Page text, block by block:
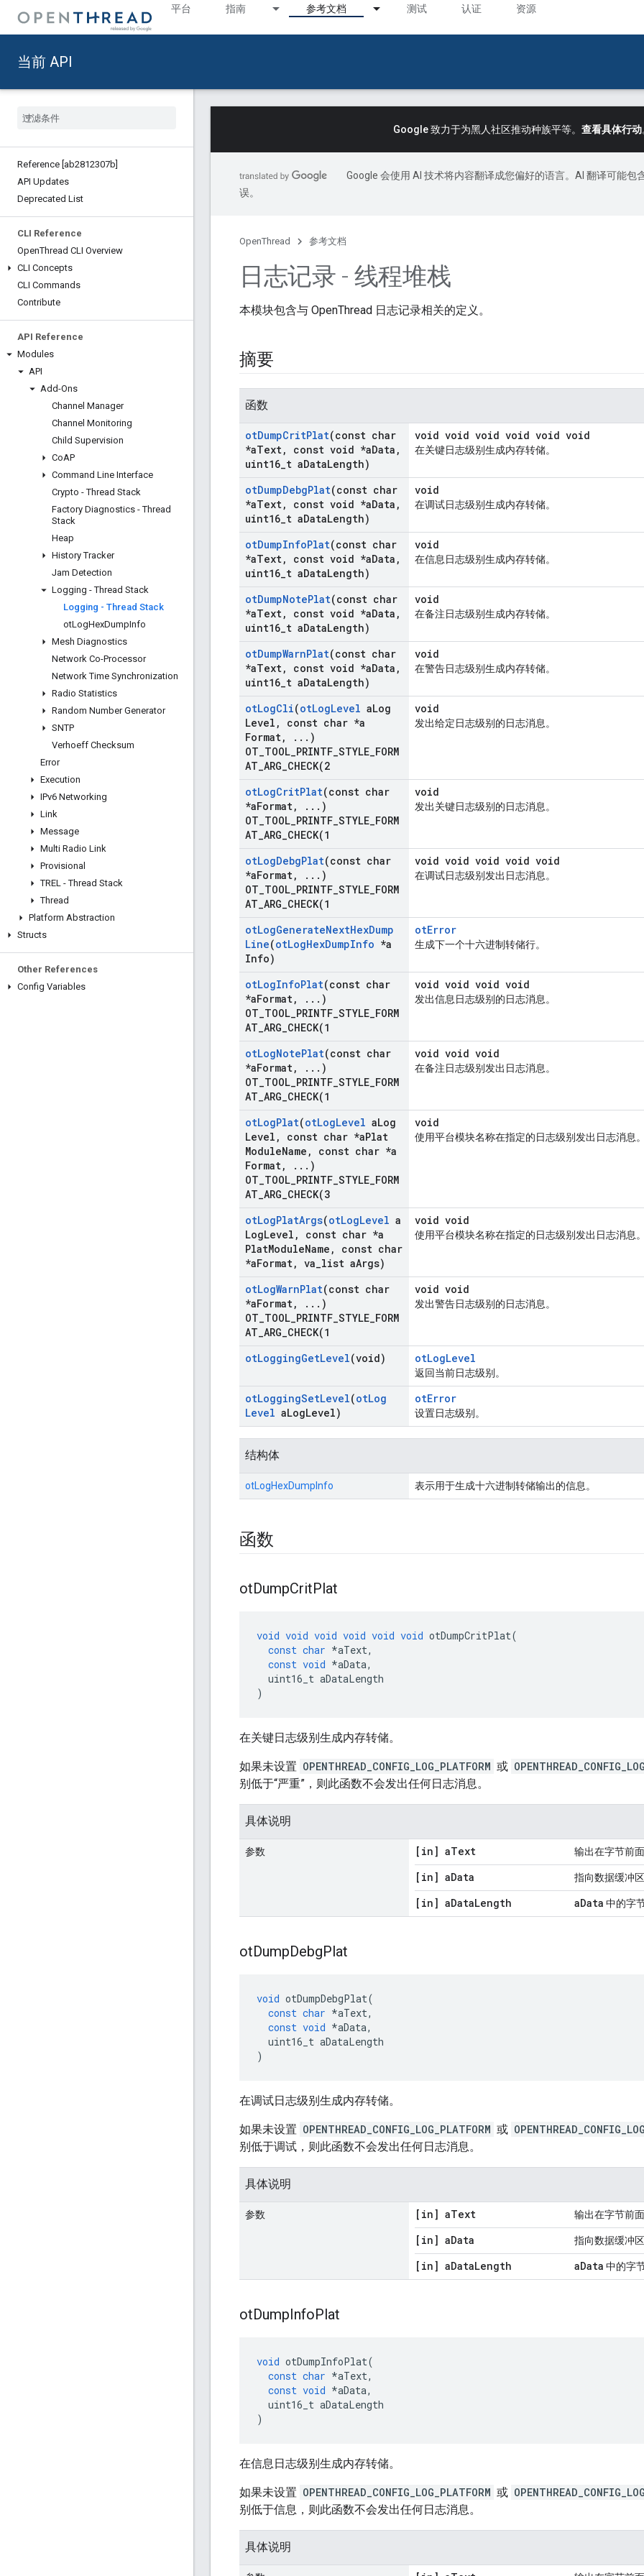
平台 指南 参考文档 测试 认证 资源
当前 API
Reference [ab2812307b]
API Updates
Deprecated List
CLI Reference
OpenThread CLI Overview
CLI Concepts
CLI Commands
Contribute
API Reference
Modules
API
Add-Ons
Channel Manager
Channel Monitoring
Child Supervision
CoAP
Command Line Interface
Crypto - Thread Stack
Factory Diagnostics - Thread
Stack
Heap
History Tracker
Jam Detection
Logging - Thread Stack
Logging - Thread Stack
otLogHexDumpInfo
Mesh Diagnostics
Network Co-Processor
Network Time Synchronization
Radio Statistics
Random Number Generator
SNTP
Verhoeff Checksum
Error
Execution
IPv6 Networking
Link
Message
Multi Radio Link
Provisional
TREL - Thread Stack
Thread
Platform Abstraction
Structs
Other References
Config Variables
Google 致力于为黑人社区推动种族平等。 查看具体行动
Google 会使用 AI 技术将内容翻译成您偏好的语言。AI 翻译可能包
误。
OpenThread 参考文档
日志记录 - 线程堆栈
本模块包含与 OpenThread 日志记录相关的定义。
摘要
函数
otDumpCritPlat(const char
*aText, const void *aData ,
uint16 t aDataLength)
void void void void void void
在关键日志级别生成内存转储。
otDumpDebgPlat(const char
*aText, const void *aData ,
uint16 t aDataLength)
void
在调试日志级别生成内存转储。
otDumpInfoPlat(const char
*aText, const void *aData ,
uint16 t aDataLength)
void
在信息日志级别生成内存转储。
otDumpNotePlat(const char
*aText, const void *aData ,
uint16 t aDataLength)
void
在备注日志级别生成内存转储。
otDumpWarnPlat(const char
*aText, const void *aData ,
uint16 t aDataLength)
void
在警告日志级别生成内存转储。
otLogCli(otLogLevel aLog
Level ,
const char *a
Format, . . . )
OT_TOOL_PRINTF_STYLE_FORM
AT_ARG_CHECK(2
void
发出给定日志级别的日志消息。
otLogCritPlat(const char
*aFormat, . . . )
OT_TOOL_PRINTF_STYLE_FORM
AT_ARG_CHECK(1
void
发出关键日志级别的日志消息。
otLogDebgPlat(const char
*aFormat, . . . )
OT_TOOL_PRINTF_STYLE_FORM
AT_ARG_CHECK(1
void void void void void
在调试日志级别发出日志消息。
otLogGenerateNextHexDump
Line(otLogHexDumpInfo *a
Info)
otError
生成下一个十六进制转储行。
otLogInfoPlat(const char
*aFormat, . . . )
OT_TOOL_PRINTF_STYLE_FORM
AT_ARG_CHECK(1
void void void void
发出信息日志级别的日志消息。
otLogNotePlat(const char
*aFormat, . . . )
OT_TOOL_PRINTF_STYLE_FORM
AT_ARG_CHECK(1
void void void
在备注日志级别发出日志消息。
otLogPlat(otLogLevel aLog
Level , const char *aPlat
ModuleName ,
const char *a
Format, . . . )
OT_TOOL_PRINTF_STYLE_FORM
AT_ARG_CHECK(3
void
使用平台模块名称在指定的日志级别发出日志消息
otLogPlatArgs(otLogLevel a
LogLevel ,
const char *a
PlatModuleName ,
const char
*aFormat, va list aArgs)
void void
使用平台模块名称在指定的日志级别发出日志消息
otLogWarnPlat(const char
*aFormat, . . . )
OT_TOOL_PRINTF_STYLE_FORM
AT_ARG_CHECK(1
void void
发出警告日志级别的日志消息。
otLoggingGetLevel(void) otLogLevel
返回当前日志级别。
otLoggingSetLevel(otLog
Level aLogLevel)
otError
设置日志级别。
结构体
otLogHexDumpInfo 表示用于生成十六进制转储输出的信息。
函数
otDumpCritPlat
void void void void void void otDumpCritPlat(
const char *aText,
const void *aData,
uint16_t aDataLength
)
在关键日志级别生成内存转储。
如果未设置 OPENTHREAD_CONFIG_LOG_PLATFORM 或
别低于“严重”，则此函数不会发出任何日志消息。
具体说明
参数 [in] aText 输出在字节前
[in] aData 指向数据缓冲
[in] aDataLength aData 中的字
otDumpDebgPlat
void otDumpDebgPlat(
const char *aText,
const void *aData,
uint16_t aDataLength
)
在调试日志级别生成内存转储。
如果未设置 OPENTHREAD_CONFIG_LOG_PLATFORM 或
别低于调试，则此函数不会发出任何日志消息。
具体说明
参数 [in] aText 输出在字节前
[in] aData 指向数据缓冲
[in] aDataLength aData 中的字
otDumpInfoPlat
void otDumpInfoPlat(
const char *aText,
const void *aData,
uint16_t aDataLength
)
在信息日志级别生成内存转储。
如果未设置 OPENTHREAD_CONFIG_LOG_PLATFORM 或
别低于信息，则此函数不会发出任何日志消息。
具体说明